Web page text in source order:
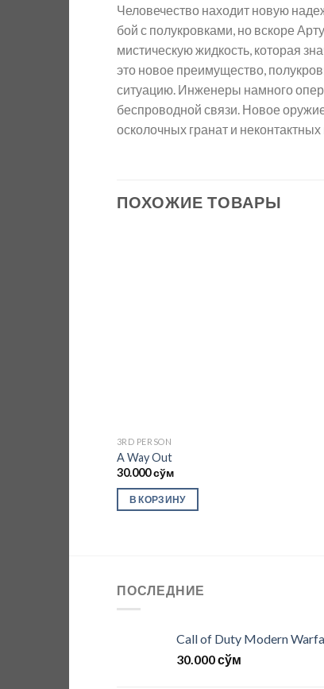
Человечество находит новую
бой с полукровками, но вскоре
мистическую жидкость, которая
это новое преимущество,
ситуацию. Инженеры намного
беспроводной связи. Новое
осколочных гранат и
ПОХОЖИЕ ТОВАРЫ
3RD PERSON
A Way Out
30.000сўм
В КОРЗИНУ
ПОСЛЕДНИЕ
Call of Duty Modern
30.000сўм